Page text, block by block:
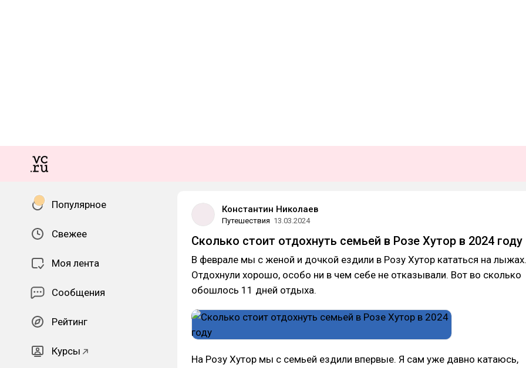
Популярное
Свежее
Моя лента
Сообщения
Рейтинг
Курсы
Константин Николаев
Путешествия 13.03.2024
Сколько стоит отдохнуть семьей в Розе Хутор в 2024 году
В феврале мы с женой и дочкой ездили в Розу Хутор кататься на лыжах.
Отдохнули хорошо, особо ни в чем себе не отказывали. Вот во сколько
обошлось 11 дней отдыха.
На Розу Хутор мы с семьей ездили впервые. Я сам уже давно катаюсь,